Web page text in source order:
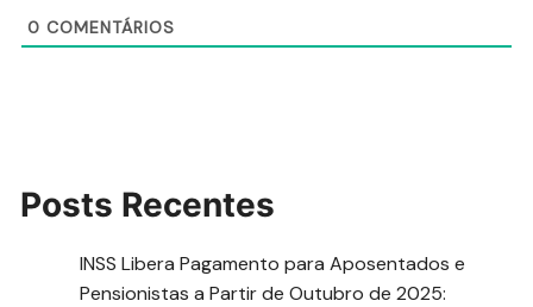
0 COMENTÁRIOS
Posts Recentes
INSS Libera Pagamento para Aposentados e
Pensionistas a Partir de Outubro de 2025: